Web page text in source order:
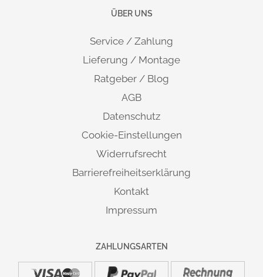
Topfbohrung mit Kabeldurchlassbuchse
PC-Halterung RCPU
Hocker / Stehhilfe VSST2
Maße: 160 x 40 x 52 cm (B x T x H)
(nicht abschließbar)
2 verstellbare Fachböden
8mm starke Sichtrückwand
inklusive Mitteltrennwand
LIEFERUNG & MONTAGE:
Einfacher Aufbau durch verständliche Montageanleitung,
auch für Laien problemlos und schnell durchzuführen. Auf
ÜBER UNS
Service / Zahlung
Lieferung / Montage
Ratgeber / Blog
AGB
Datenschutz
Cookie-Einstellungen
Widerrufsrecht
Barrierefreiheitserklärung
Kontakt
Impressum
ZAHLUNGSARTEN